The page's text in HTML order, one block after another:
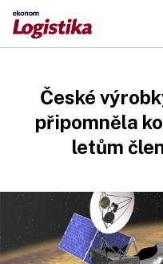
České
připomněla
letům